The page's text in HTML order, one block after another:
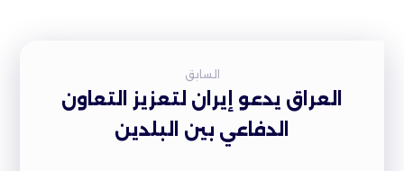
السابق
العراق يدعو إيران لتعزيز التعاون
الدفاعي بين البلدين